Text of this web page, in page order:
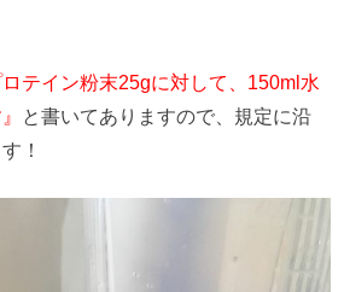
ロテイン粉末25gに対して、150ml水
と書いてありますので、規定に沿
！